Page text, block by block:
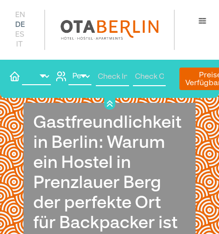
EN
DE
ES
IT
Hier buchen
Gastfreundlichkeit
in Berlin: Warum
ein Hostel in
Prenzlauer Berg
der perfekte Ort
für Backpacker ist